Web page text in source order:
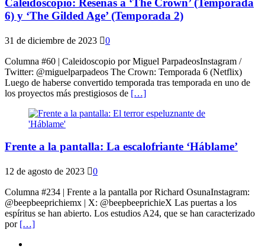
Caleidoscopio: Reseñas a ‘The Crown’ (Temporada
6) y ‘The Gilded Age’ (Temporada 2)
31 de diciembre de 2023 0
Columna #60 | Caleidoscopio por Miguel ParpadeosInstagram /
Twitter: @miguelparpadeos The Crown: Temporada 6 (Netflix)
Luego de haberse convertido temporada tras temporada en uno de
los proyectos más prestigiosos de […]
Frente a la pantalla: La escalofriante ‘Háblame’
12 de agosto de 2023 0
Columna #234 | Frente a la pantalla por Richard OsunaInstagram:
@beepbeeprichiemx | X: @beepbeeprichieX Las puertas a los
espíritus se han abierto. Los estudios A24, que se han caracterizado
por […]